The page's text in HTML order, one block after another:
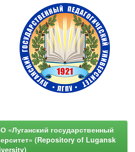
«Луганский государственный
(Repository of Lugansk